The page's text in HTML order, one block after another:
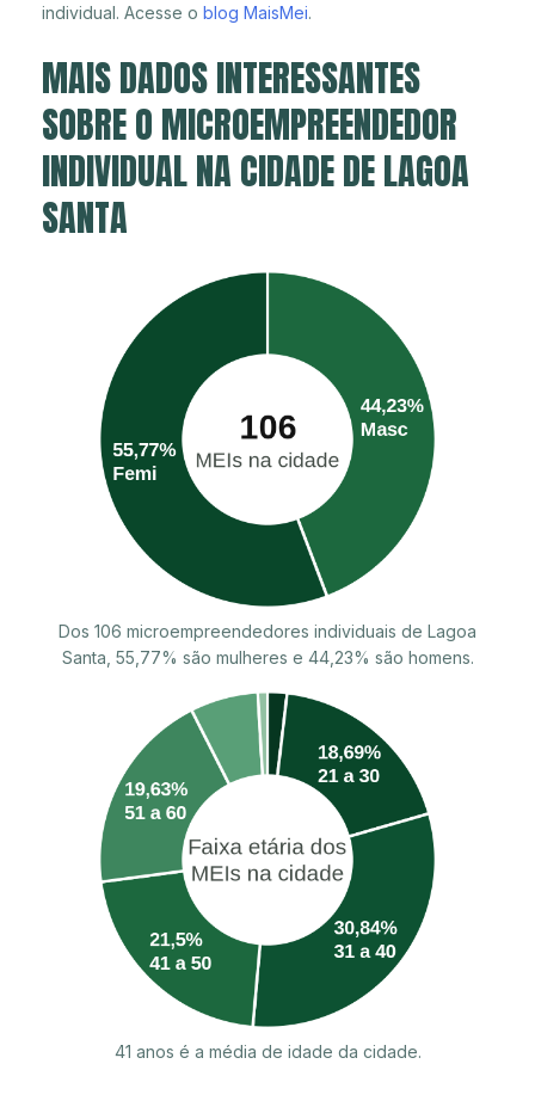
individual. Acesse o blog MaisMei.
MAIS DADOS INTERESSANTES
SOBRE O MICROEMPREENDEDOR
INDIVIDUAL NA CIDADE DE LAGOA
SANTA
Dos 106 microempreendedores individuais de Lagoa
Santa, 55,77% são mulheres e 44,23% são homens.
41 anos é a média de idade da cidade.